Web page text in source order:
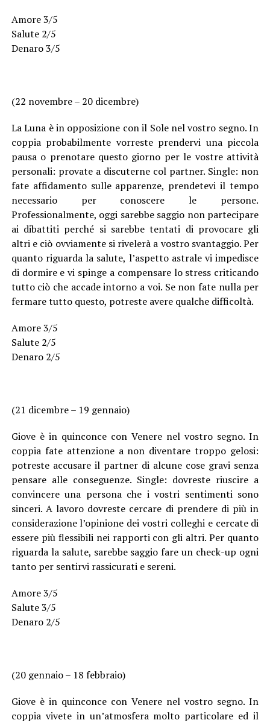
Amore 3/5
Salute 2/5
Denaro 3/5
(22 novembre – 20 dicembre)
La Luna è in opposizione con il Sole nel vostro segno. In
coppia probabilmente vorreste prendervi una piccola
pausa o prenotare questo giorno per le vostre attività
personali: provate a discuterne col partner. Single: non
fate affidamento sulle apparenze, prendetevi il tempo
necessario per conoscere le persone.
Professionalmente, oggi sarebbe saggio non partecipare
ai dibattiti perché si sarebbe tentati di provocare gli
altri e ciò ovviamente si rivelerà a vostro svantaggio. Per
quanto riguarda la salute, l’aspetto astrale vi impedisce
di dormire e vi spinge a compensare lo stress criticando
tutto ciò che accade intorno a voi. Se non fate nulla per
fermare tutto questo, potreste avere qualche difficoltà.
Amore 3/5
Salute 2/5
Denaro 2/5
(21 dicembre – 19 gennaio)
Giove è in quinconce con Venere nel vostro segno. In
coppia fate attenzione a non diventare troppo gelosi:
potreste accusare il partner di alcune cose gravi senza
pensare alle conseguenze. Single: dovreste riuscire a
convincere una persona che i vostri sentimenti sono
sinceri. A lavoro dovreste cercare di prendere di più in
considerazione l’opinione dei vostri colleghi e cercate di
essere più flessibili nei rapporti con gli altri. Per quanto
riguarda la salute, sarebbe saggio fare un check-up ogni
tanto per sentirvi rassicurati e sereni.
Amore 3/5
Salute 3/5
Denaro 2/5
(20 gennaio – 18 febbraio)
Giove è in quinconce con Venere nel vostro segno. In
coppia vivete in un’atmosfera molto particolare ed il